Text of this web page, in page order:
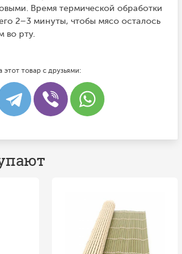
Время термической обработки
2–3 минуты, чтобы мясо осталось
рту.
этот товар с друзьями: